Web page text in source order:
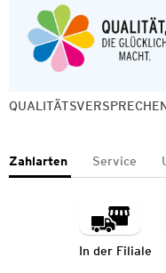
Zahlarten Service
In der Filiale